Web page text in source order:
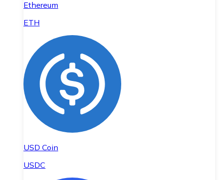
Ethereum
ETH
USD Coin
USDC